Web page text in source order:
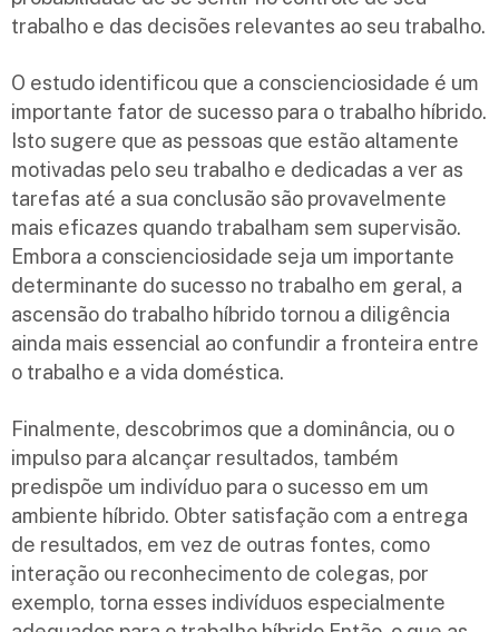
trabalho e das decisões relevantes ao seu trabalho.
O estudo identificou que a conscienciosidade é um
importante fator de sucesso para o trabalho híbrido.
Isto sugere que as pessoas que estão altamente
motivadas pelo seu trabalho e dedicadas a ver as
tarefas até a sua conclusão são provavelmente
mais eficazes quando trabalham sem supervisão.
Embora a conscienciosidade seja um importante
determinante do sucesso no trabalho em geral, a
ascensão do trabalho híbrido tornou a diligência
ainda mais essencial ao confundir a fronteira entre
o trabalho e a vida doméstica.
Finalmente, descobrimos que a dominância, ou o
impulso para alcançar resultados, também
predispõe um indivíduo para o sucesso em um
ambiente híbrido. Obter satisfação com a entrega
de resultados, em vez de outras fontes, como
interação ou reconhecimento de colegas, por
exemplo, torna esses indivíduos especialmente